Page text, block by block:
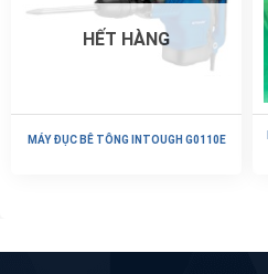
HẾT HÀNG
MÁY ĐỤC BÊ TÔNG INTOUGH G0110E